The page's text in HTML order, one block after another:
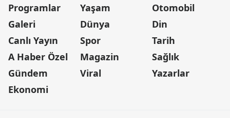
Programlar
Galeri
Canlı Yayın
A Haber Özel
Gündem
Ekonomi
Yaşam
Dünya
Spor
Magazin
Viral
Otomobil
Din
Tarih
Sağlık
Yazarlar